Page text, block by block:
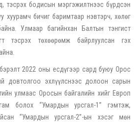
тэсрэх бодисын мэргэжилтнээс бүрдсэн
хуурамч бичиг баримтаар нэвтэрч, хөлөг
Улмаар багийнхан Балтын тэнгист
тэсрэх төхөөрөмж байрлуулсан гэх
2022 оны есдүгээр сард буюу Орос
довтолгоо эхлүүлснээс долоон сарын
улмаас Оросын байгалийн хийг Европ
болох “Умардын урсгал-1” гэмтэж,
“Умардын урсгал-2”-ын хэсэг мөн